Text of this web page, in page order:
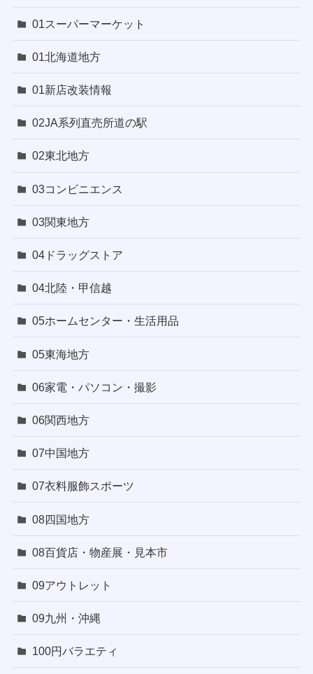
01スーパーマーケット
01北海道地方
01新店改装情報
02JA系列直売所道の駅
02東北地方
03コンビニエンス
03関東地方
04ドラッグストア
04北陸・甲信越
05ホームセンター・生活用品
05東海地方
06家電・パソコン・撮影
06関西地方
07中国地方
07衣料服飾スポーツ
08四国地方
08百貨店・物産展・見本市
09アウトレット
09九州・沖縄
100円バラエティ